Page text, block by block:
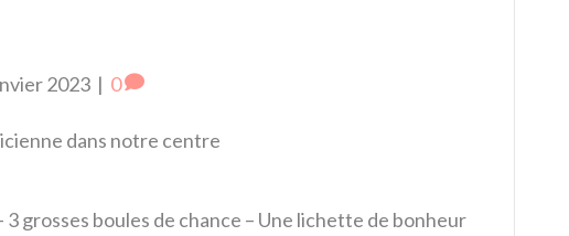
2023 | 0
dans notre centre
3 grosses boules de chance – Une lichette de bonheur